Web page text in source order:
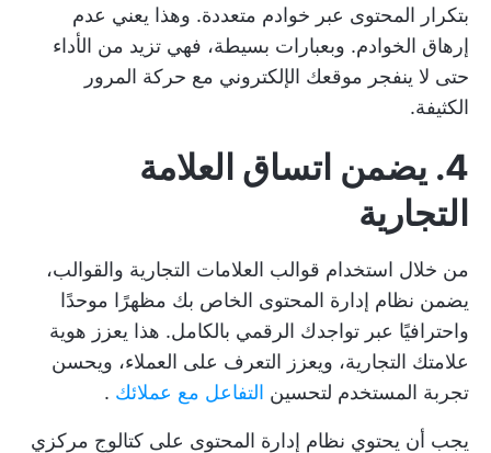
بتكرار المحتوى عبر خوادم متعددة. وهذا يعني عدم
إرهاق الخوادم. وبعبارات بسيطة، فهي تزيد من الأداء
حتى لا ينفجر موقعك الإلكتروني مع حركة المرور
الكثيفة.
4. يضمن اتساق العلامة
التجارية
من خلال استخدام قوالب العلامات التجارية والقوالب،
يضمن نظام إدارة المحتوى الخاص بك مظهرًا موحدًا
واحترافيًا عبر تواجدك الرقمي بالكامل. هذا يعزز هوية
علامتك التجارية، ويعزز التعرف على العملاء، ويحسن
تجربة المستخدم لتحسين التفاعل مع عملائك .
يجب أن يحتوي نظام إدارة المحتوى على كتالوج مركزي